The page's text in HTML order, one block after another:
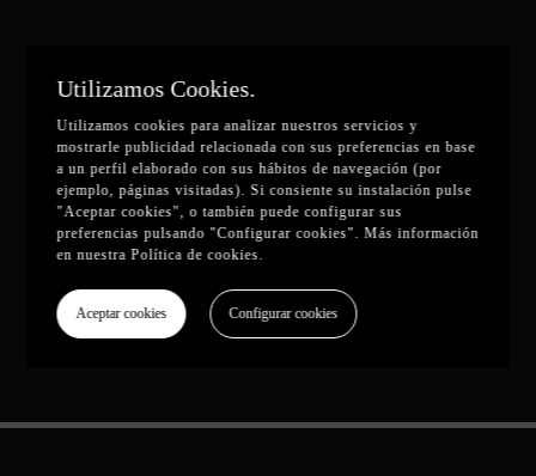
Utilizamos Cookies.
Utilizamos cookies para analizar nuestros servicios y
mostrarle publicidad relacionada con sus preferencias en base
a un perfil elaborado con sus hábitos de navegación (por
ejemplo, páginas visitadas). Si consiente su instalación pulse
"Aceptar cookies", o también puede configurar sus
preferencias pulsando "Configurar cookies". Más información
en nuestraPolítica de cookies.
Aceptar cookies Configurar cookies